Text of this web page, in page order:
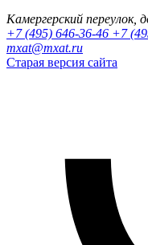
Камергерский переулок,
+7 (495) 646-36-46 +7
mxat@mxat.ru
Старая версия сайта